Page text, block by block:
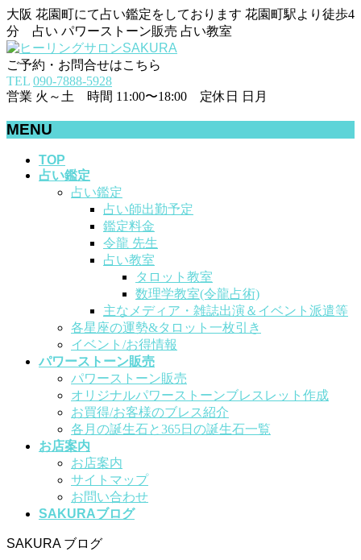
大阪 花園町にて占い鑑定をしております 花園町駅より徒歩4
分 占い パワーストーン販売 占い教室
ご予約・お問合せはこちら
TEL 090-7888-5928
営業 火～土 時間 11:00〜18:00 定休日 日月
MENU
TOP
占い鑑定
占い鑑定
占い師出勤予定
鑑定料金
令龍 先生
占い教室
タロット教室
数理学教室(令龍占術)
主なメディア・雑誌出演＆イベント派遣等
各星座の運勢&タロット一枚引き
イベント/お得情報
パワーストーン販売
パワーストーン販売
オリジナルパワーストーンブレスレット作成
お買得/お客様のブレス紹介
各月の誕生石と365日の誕生石一覧
お店案内
お店案内
サイトマップ
お問い合わせ
SAKURAブログ
SAKURA ブログ